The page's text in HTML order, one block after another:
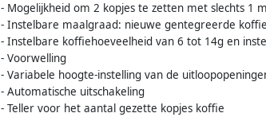
- Mogelijkheid om 2 kopjes te zetten met slechts 1
- Instelbare maalgraad: nieuwe gentegreerde
- Instelbare koffiehoeveelheid van 6 tot 14g en
- Voorwelling
- Variabele hoogte-instelling van de
- Automatische uitschakeling
- Teller voor het aantal gezette kopjes koffie